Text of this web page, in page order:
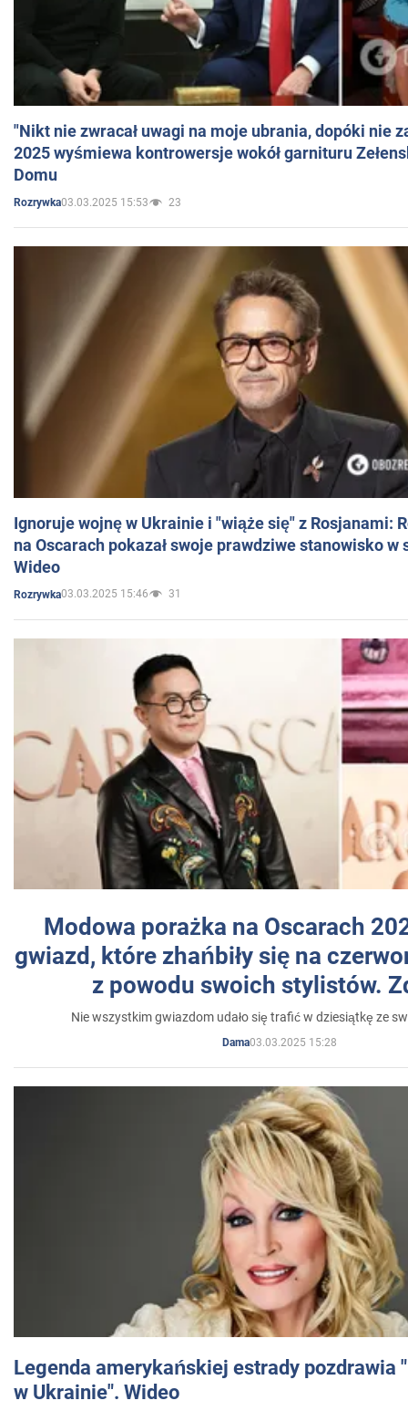
"Nikt nie zwracał uwagi na moje ubrania, dopóki nie
2025 wyśmiewa kontrowersje wokół garnituru
Domu
Rozrywka03.03.2025 15:53 23
Ignoruje wojnę w Ukrainie i "wiąże się" z Rosjanami:
na Oscarach pokazał swoje prawdziwe stanowisko w
Wideo
Rozrywka03.03.2025 15:46 31
Modowa porażka na Oscarach
gwiazd, które zhańbiły się na
z powodu swoich stylistów.
Nie wszystkim gwiazdom udało się trafić w dziesiątkę ze
Dama03.03.2025 15:28
Legenda amerykańskiej estrady pozdrawia
w Ukrainie". Wideo